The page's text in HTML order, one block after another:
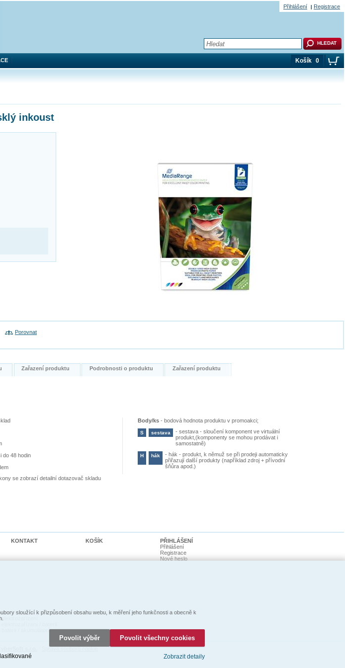
inkoust
Porovnat
Zařazení produktu Podrobnosti o produktu Zařazení produktu
do 48 hodin
se zobrazí detailní dotazovač skladu
Body/ks -bodová hodnota produktu v promoakci;
S sestava -sestava - sloučení komponent ve virtuální
produkt,(komponenty se mohou prodávat i
samostatně)
H hák -hák - produkt, k němuž se při prodeji automaticky
přiřazují další produkty (například zdroj + přívodní
šňůra apod.)
Košík 0
Přihlášení Registrace
baterií / akumulátorů
KONTAKT KOŠÍK
PŘIHLÁŠENÍ
Přihlášení
Registrace
Nové heslo
sloužící k přizpůsobení obsahu webu, k měření jeho funkčnosti a obecně k
Povolit výběr Povolit všechny cookies
Zobrazit detaily